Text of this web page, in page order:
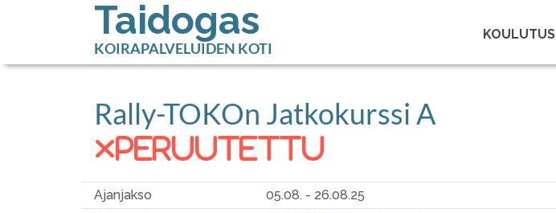
Taidogas
KOIRAPALVELUIDEN KOTI
KOULUTUS
Rally-TOKOn Jatkokurssi A
peruutettu
Ajanjakso
05.08. - 26.08.25